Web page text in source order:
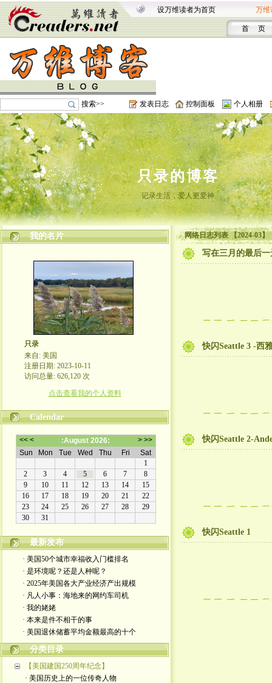
设万维读者为首页 万维
首 页
搜索>> 发表日志 控制面板 个人相册
只录的博客
记录生活，爱人更爱神
我的名片
只录
来自: 美国
注册日期: 2023-10-11
访问总量: 626,120 次
点击查看我的个人资料
Calendar
最新发布
· 美国50个城市幸福收入门槛排名
· 是环境呢？还是人种呢？
· 2025年美国各大产业经济产出规模
· 凡人小事：海地来的网约车司机
· 我的姥姥
· 本来是件不相干的事
· 美国退休储蓄平均金额最高的十个
分类目录
【美国建国250周年纪念】
· 美国历史上的一位传奇人物
网络日志列表 【2024-03】
写在三月的最后一
快闪Seattle 3 -西
快闪Seattle 2-
快闪Seattle 1